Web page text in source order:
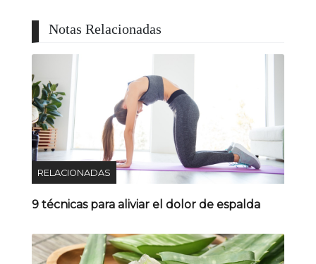
Notas Relacionadas
RELACIONADAS
9 técnicas para aliviar el dolor de espalda